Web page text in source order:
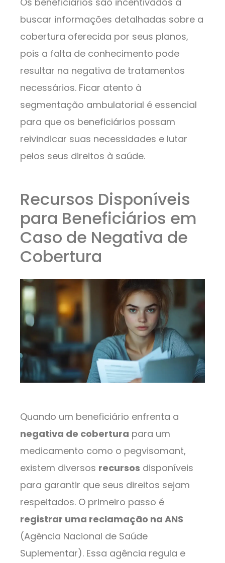
buscar informações detalhadas sobre a
cobertura oferecida por seus planos,
pois a falta de conhecimento pode
resultar na negativa de tratamentos
necessários. Ficar atento à
segmentação ambulatorial é essencial
para que os beneficiários possam
reivindicar suas necessidades e lutar
pelos seus direitos à saúde.
Recursos Disponíveis
para Beneficiários em
Caso de Negativa de
Cobertura
Quando um beneficiário enfrenta a
negativa de cobertura para um
medicamento como o pegvisomant,
existem diversos recursos disponíveis
para garantir que seus direitos sejam
respeitados. O primeiro passo é
registrar uma reclamação na ANS
(Agência Nacional de Saúde
Suplementar). Essa agência regula e